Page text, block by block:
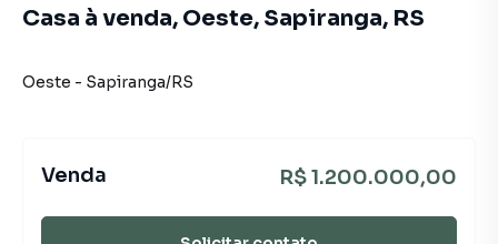
Casa à venda, Oeste, Sapiranga, RS
Oeste - Sapiranga/RS
Venda R$ 1.200.000,00